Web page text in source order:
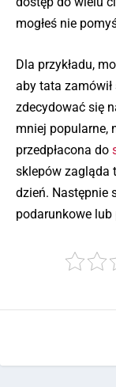
mogłeś nie
Dla przykładu,
aby tata
zdecydować się
mniej popularne,
przedpłacona do
sklepów zagląda
dzień. Następnie
podarunkowe lub